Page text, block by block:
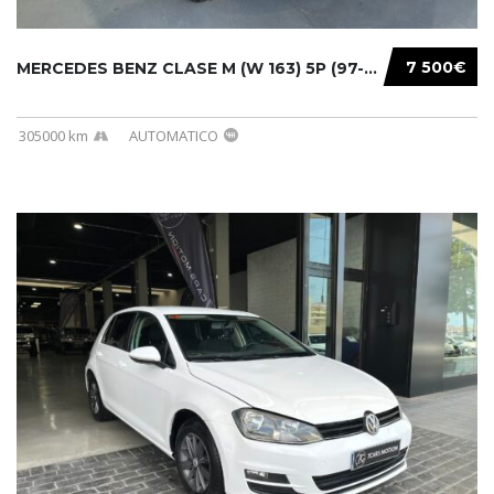
7 500€
MERCEDES BENZ CLASE M (W 163) 5P (97-05) 200...
305000 km AUTOMATICO